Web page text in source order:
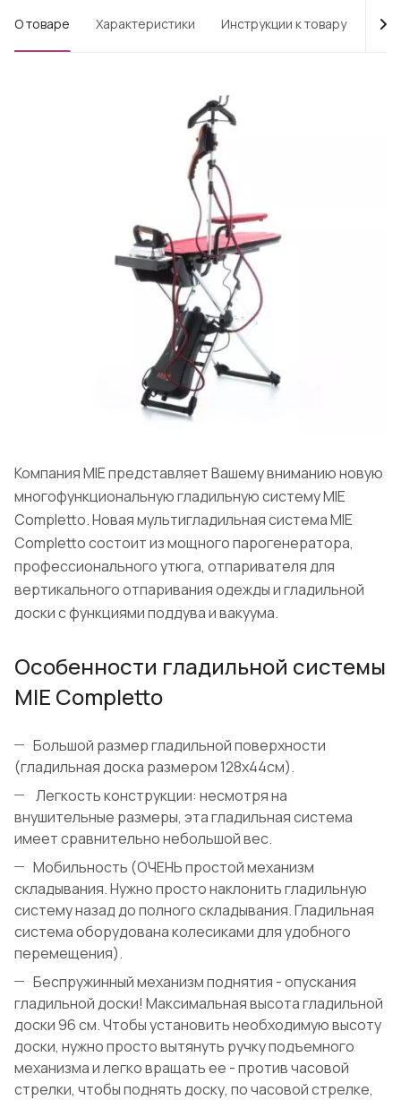
О товаре Характеристики Инструкции к товару
Компания MIE представляет Вашему вниманию новую
многофункциональную гладильную систему MIE
Completto. Новая мультигладильная система MIE
Completto состоит из мощного парогенератора,
профессионального утюга, отпаривателя для
вертикального отпаривания одежды и гладильной
доски с функциями поддува и вакуума.
Особенности гладильной системы
MIE Completto
Большой размер гладильной поверхности
(гладильная доска размером 128х44см).
Легкость конструкции: несмотря на
внушительные размеры, эта гладильная система
имеет сравнительно небольшой вес.
Мобильность (ОЧЕНЬ простой механизм
складывания. Нужно просто наклонить гладильную
систему назад до полного складывания. Гладильная
система оборудована колесиками для удобного
перемещения).
Беспружинный механизм поднятия - опускания
гладильной доски! Максимальная высота гладильной
доски 96 см. Чтобы установить необходимую высоту
доски, нужно просто вытянуть ручку подъемного
механизма и легко вращать ее - против часовой
стрелки, чтобы поднять доску, по часовой стрелке,